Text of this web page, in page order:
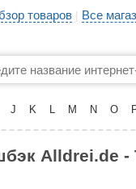
товаров | Все
J K L M N O
Alldrei.de -